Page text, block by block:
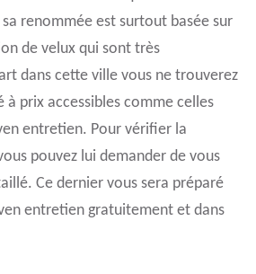
renommée est surtout basée sur
de velux qui sont très
dans cette ville vous ne trouverez
à prix accessibles comme celles
entretien. Pour vérifier la
pouvez lui demander de vous
Ce dernier vous sera préparé
entretien gratuitement et dans